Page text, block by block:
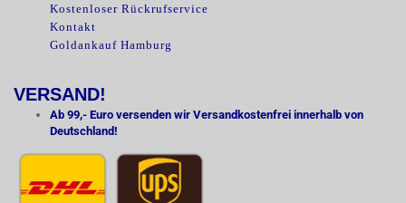
Kostenloser Rückrufservice
Kontakt
Goldankauf Hamburg
VERSAND!
Ab 99,- Euro versenden wir Versandkostenfrei innerhalb von
Deutschland!